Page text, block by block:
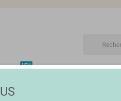
NEW